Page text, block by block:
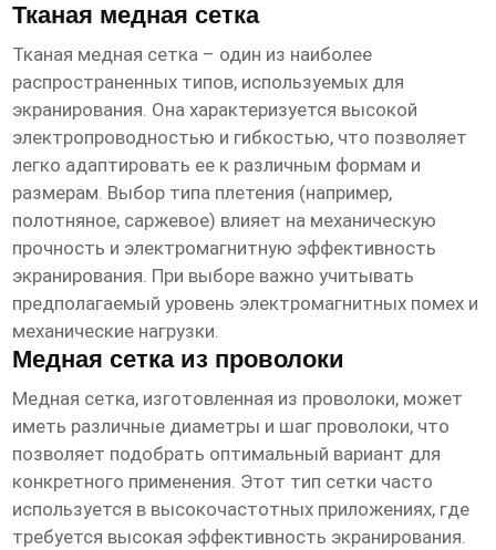
Тканая медная сетка
Тканая медная сетка – один из наиболее
распространенных типов, используемых для
экранирования. Она характеризуется высокой
электропроводностью и гибкостью, что позволяет
легко адаптировать ее к различным формам и
размерам. Выбор типа плетения (например,
полотняное, саржевое) влияет на механическую
прочность и электромагнитную эффективность
экранирования. При выборе важно учитывать
предполагаемый уровень электромагнитных помех и
механические нагрузки.
Медная сетка из проволоки
Медная сетка, изготовленная из проволоки, может
иметь различные диаметры и шаг проволоки, что
позволяет подобрать оптимальный вариант для
конкретного применения. Этот тип сетки часто
используется в высокочастотных приложениях, где
требуется высокая эффективность экранирования.